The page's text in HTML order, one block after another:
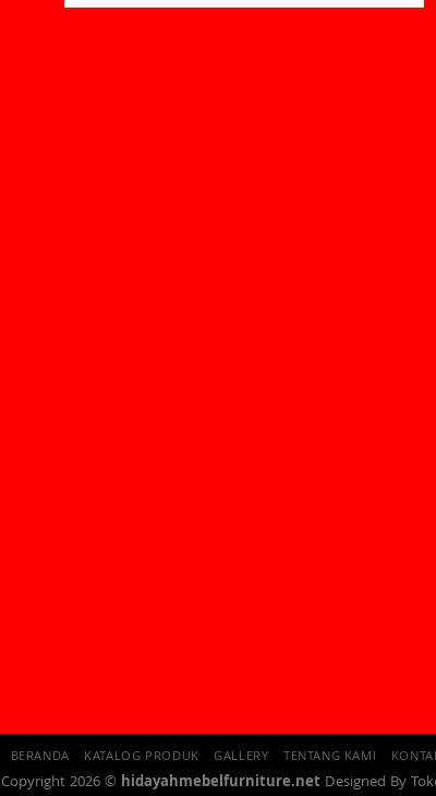
BERANDA KATALOG PRODUK GALLERY TENTANG KAMI
Copyright 2026 © hidayahmebelfurniture.netDesigned By